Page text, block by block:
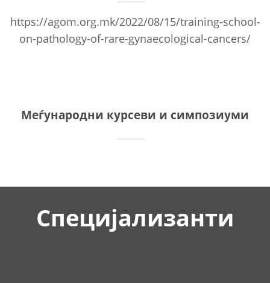
https://agom.org.mk/2022/08/15/training-school-
on-pathology-of-rare-gynaecological-cancers/
Меѓународни курсеви и симпозиуми
Специјализанти